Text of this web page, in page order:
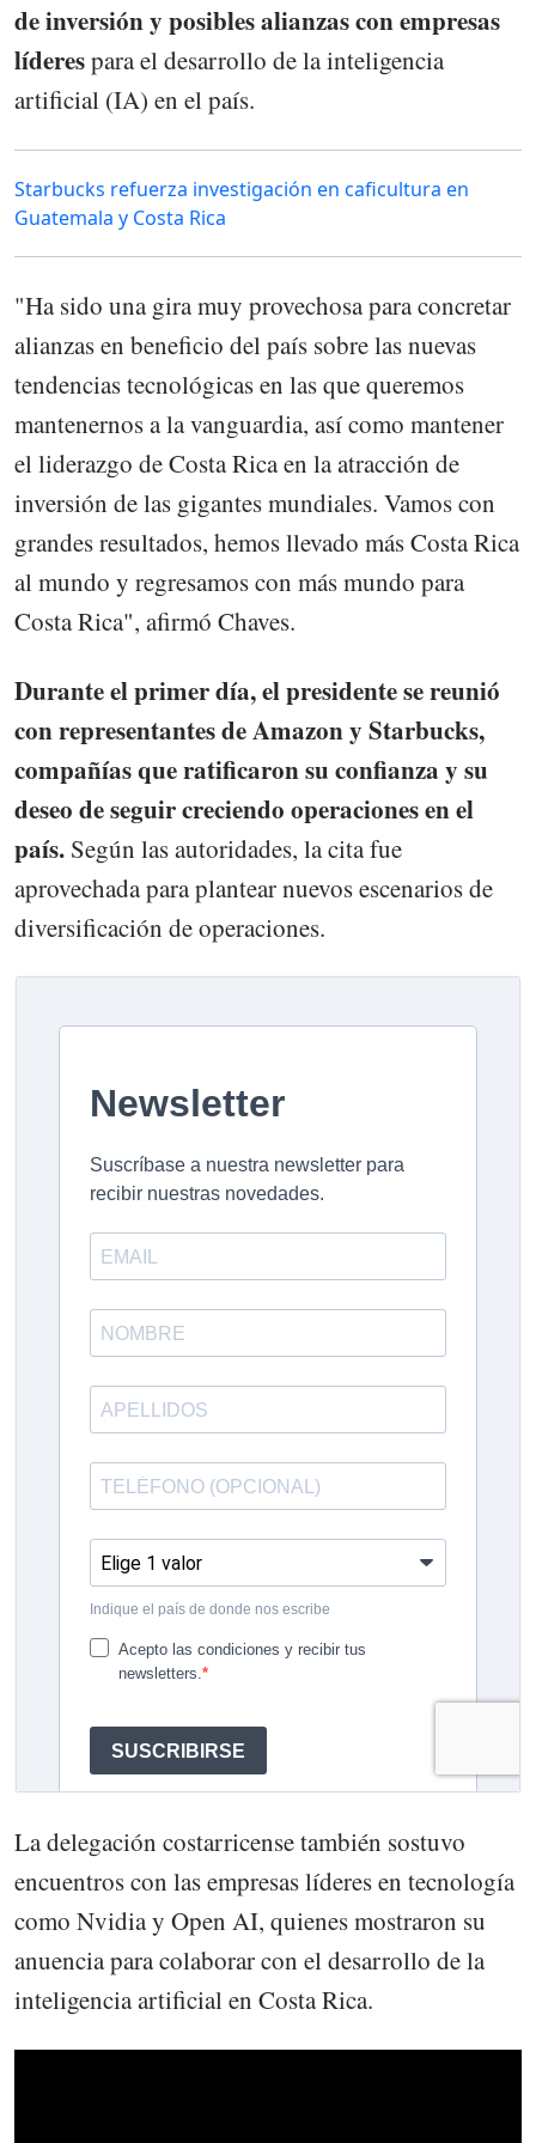
de inversión y posibles alianzas con empresas
líderespara el desarrollo de la inteligencia
artificial (IA) en el país.
Starbucks refuerza investigación en caficultura en
Guatemala y Costa Rica
"Ha sido una gira muy provechosa para concretar
alianzas en beneficio del país sobre las nuevas
tendencias tecnológicas en las que queremos
mantenernos a la vanguardia, así como mantener
el liderazgo de Costa Rica en la atracción de
inversión de las gigantes mundiales. Vamos con
grandes resultados, hemos llevado más Costa Rica
al mundo y regresamos con más mundo para
Costa Rica", afirmó Chaves.
Durante el primer día, el presidente se reunió
con representantes de Amazon y Starbucks,
compañías que ratificaron su confianza y su
deseo de seguir creciendo operaciones en el
país. Según las autoridades, la cita fue
aprovechada para plantear nuevos escenarios de
diversificación de operaciones.
La delegación costarricense también sostuvo
encuentros con las empresas líderes en tecnología
como Nvidia y Open AI, quienes mostraron su
anuencia para colaborar con el desarrollo de la
inteligencia artificial en Costa Rica.